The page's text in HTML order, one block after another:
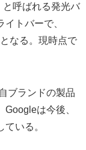
呼ばれる発光バ
トバーで、
なる。現時点で
ブランドの製品
は今後、
いる。